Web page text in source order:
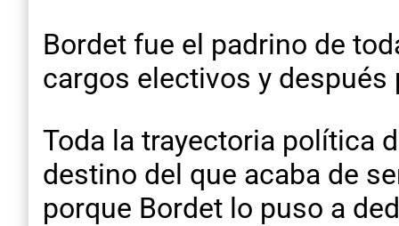
Bordet fue el padrino de
cargos electivos y
Toda la trayectoria política
destino del que acaba de
porque Bordet lo puso a